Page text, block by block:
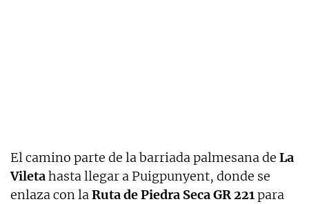
El camino parte de la barriada palmesana de La
Viletahasta llegar a Puigpunyent, donde se
enlaza con laRuta de Piedra Seca GR 221para